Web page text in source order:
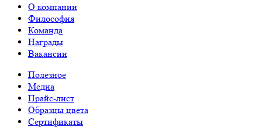
О компании
Философия
Команда
Награды
Вакансии
Полезное
Медиа
Прайс-лист
Образцы цвета
Сертификаты